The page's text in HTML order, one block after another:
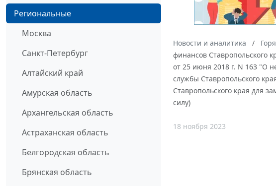
Региональные
Москва
Санкт-Петербург
Алтайский край
Амурская область
Архангельская область
Астраханская область
Белгородская область
Брянская область
Новости и аналитика
финансов Ставропольского
от 25 июня 2018 г. N 163 "О
службы Ставропольского
Ставропольского края для
силу)
18 ноября 2023